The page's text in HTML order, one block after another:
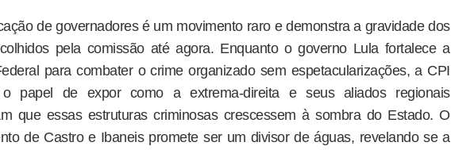
de governadores é um movimento raro e demonstra a gravidade dos
pela comissão até agora. Enquanto o governo Lula fortalece a
para combater o crime organizado sem espetacularizações, a CPI
o papel de expor como a extrema-direita e seus aliados regionais
que essas estruturas criminosas crescessem à sombra do Estado. O
de Castro e Ibaneis promete ser um divisor de águas, revelando se a